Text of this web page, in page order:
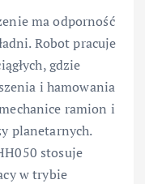
ma odporność
Robot pracuje
gdzie
i hamowania
ramion i
planetarnych.
stosuje
w trybie